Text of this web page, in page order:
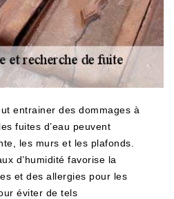
entrainer des dommages à
fuites d’eau peuvent
les murs et les plafonds.
d’humidité favorise la
et des allergies pour les
éviter de tels